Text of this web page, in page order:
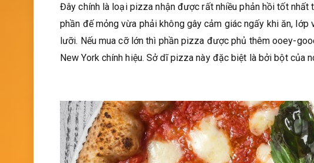
Đây chính là loại pizza nhận được rất nhiều phản hồi tốt nhất
phần đế mỏng vừa phải không gây cảm giác ngấy khi ăn,
lưỡi. Nếu mua cỡ lớn thì phần pizza được phủ thêm ooey-
New York chính hiệu. Sở dĩ pizza này đặc biệt là bởi bột của